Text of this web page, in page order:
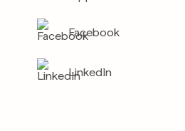
Facebook
LinkedIn